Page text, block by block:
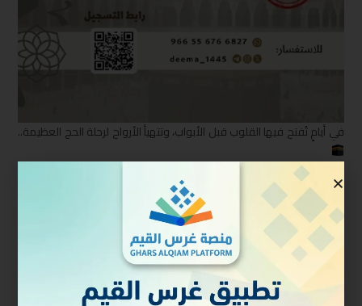
في أيامٍ تُفتح فيها القلوب قبل الأبواب، وتتهيأ الأرواح لرحلة الحج العظيمة..
البرنامج مجاني وعن بُعد عبر الزوم
للحاجات وغير الحاجات
للنساء فقط
يتضمن البرنامج:
أمسيات حوارية
🎙 لقاءات تفاعلية
مسابقات وجوائز